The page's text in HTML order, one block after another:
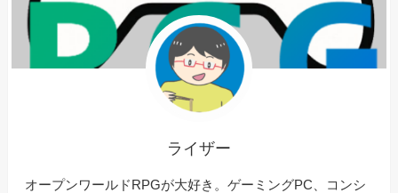
ライザー
オープンワールドRPGが大好き。ゲーミングPC、コンシ